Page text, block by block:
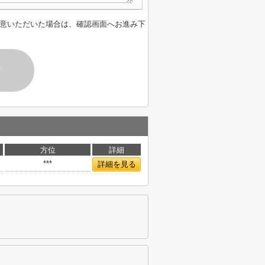
いただいた場合は、確認画面へお進み下
方位
詳細
***
詳細を見る